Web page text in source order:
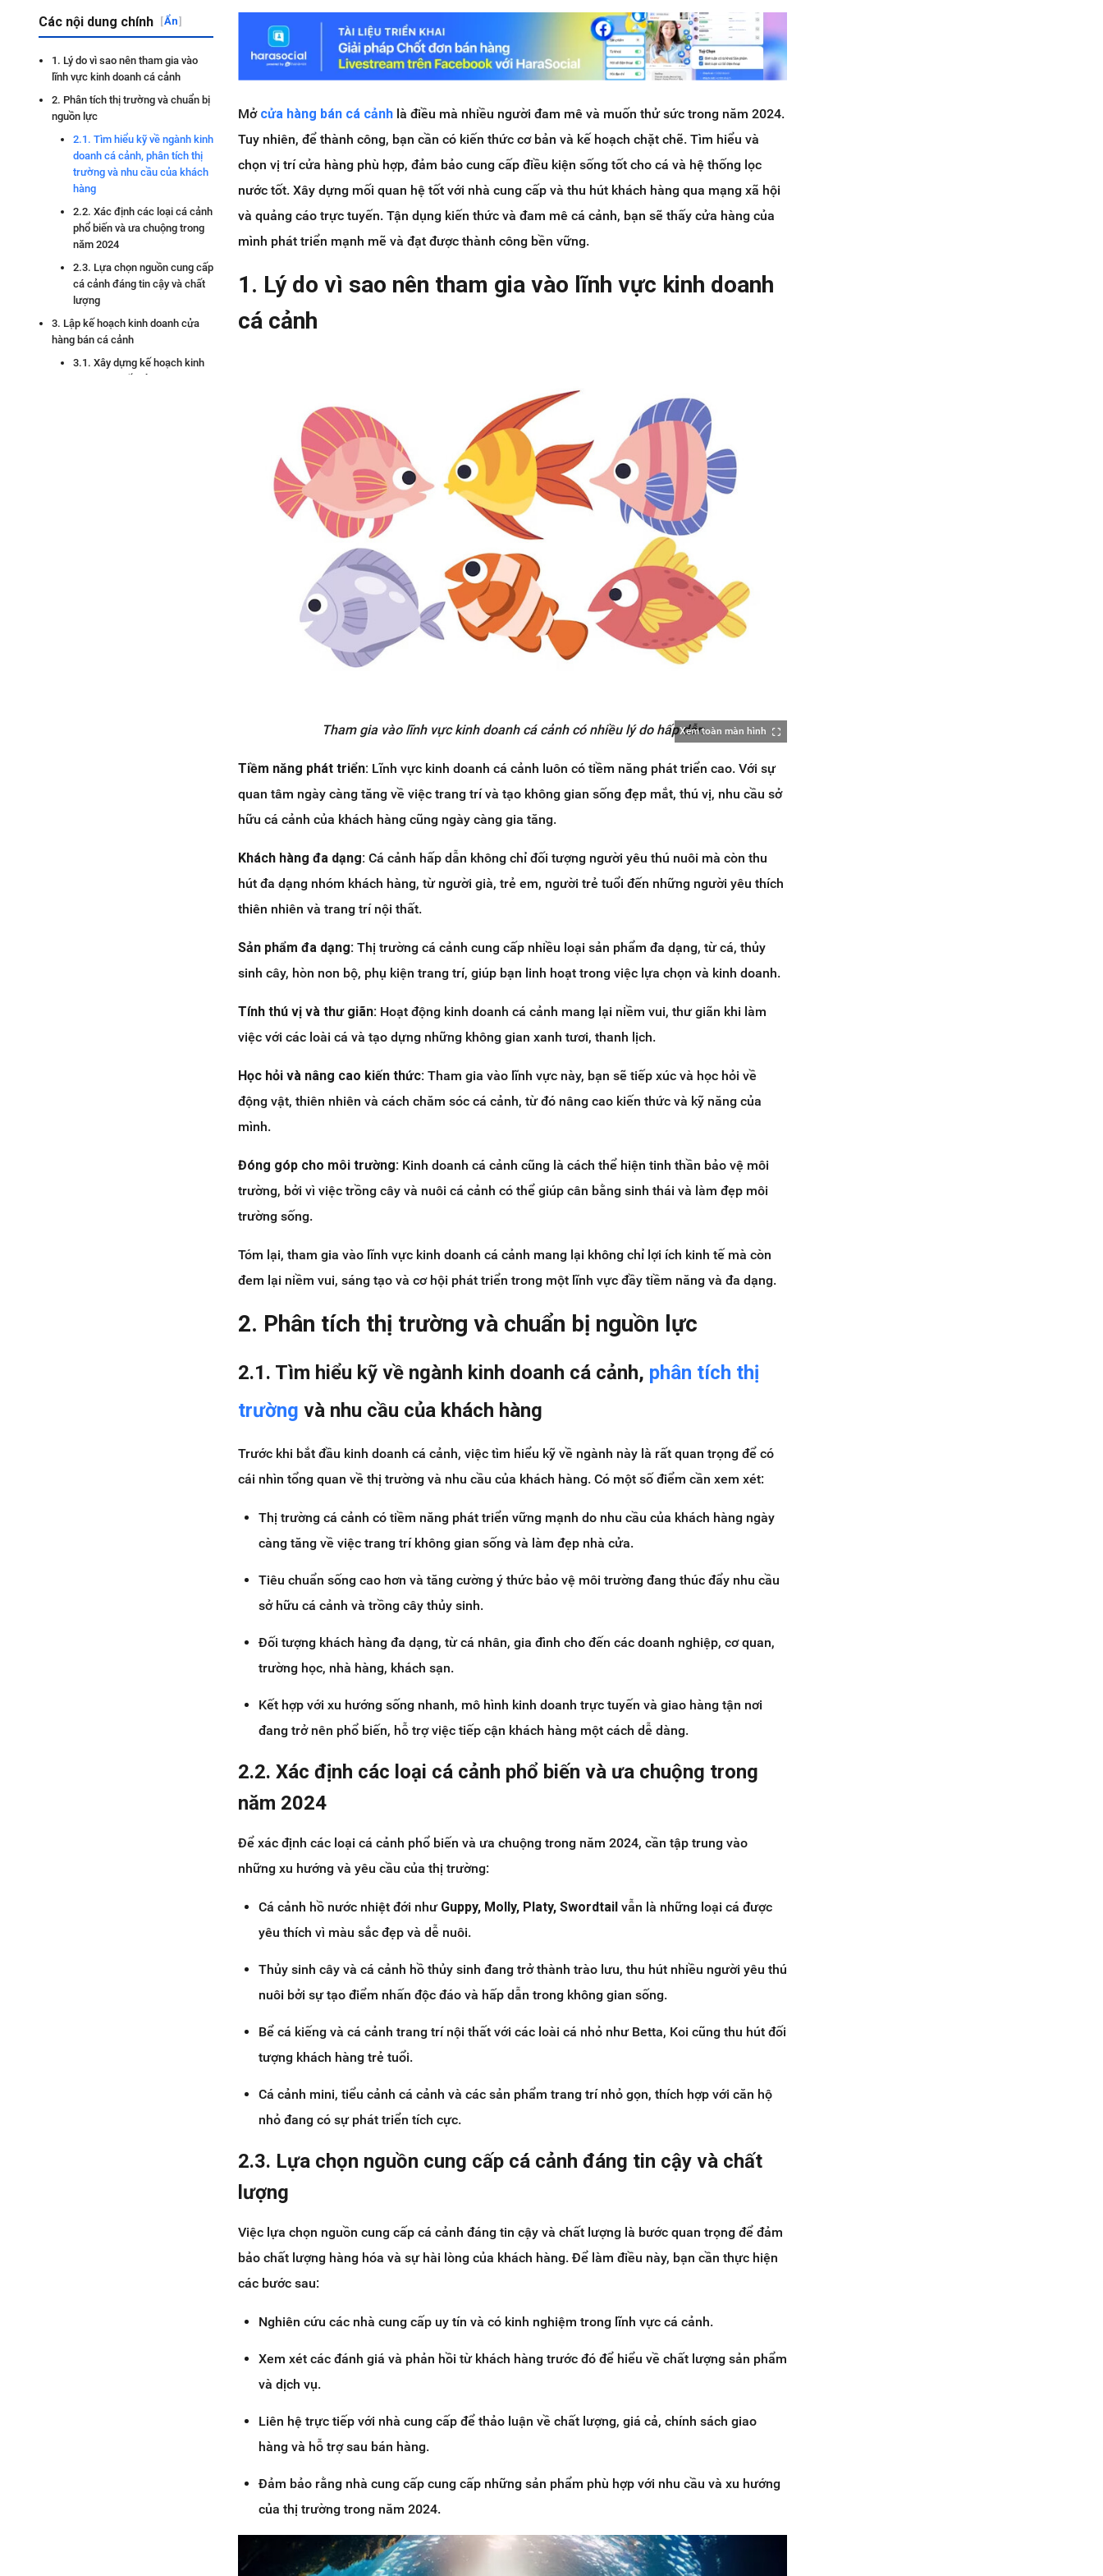
Các nội dung chính [Ẩn]
1. Lý do vì sao nên tham gia vào
lĩnh vực kinh doanh cá cảnh
2. Phân tích thị trường và chuẩn bị
nguồn lực
2.1. Tìm hiểu kỹ về ngành kinh
doanh cá cảnh, phân tích thị
trường và nhu cầu của khách
hàng
2.2. Xác định các loại cá cảnh
phổ biến và ưa chuộng trong
năm 2024
2.3. Lựa chọn nguồn cung cấp
cá cảnh đáng tin cậy và chất
lượng
3. Lập kế hoạch kinh doanh cửa
hàng bán cá cảnh
3.1. Xây dựng kế hoạch kinh
Mở cửa hàng bán cá cảnh là điều mà nhiều người đam mê và muốn thử sức trong năm 2024.
Tuy nhiên, để thành công, bạn cần có kiến thức cơ bản và kế hoạch chặt chẽ. Tìm hiểu và
chọn vị trí cửa hàng phù hợp, đảm bảo cung cấp điều kiện sống tốt cho cá và hệ thống lọc
nước tốt. Xây dựng mối quan hệ tốt với nhà cung cấp và thu hút khách hàng qua mạng xã hội
và quảng cáo trực tuyến. Tận dụng kiến thức và đam mê cá cảnh, bạn sẽ thấy cửa hàng của
mình phát triển mạnh mẽ và đạt được thành công bền vững.
1. Lý do vì sao nên tham gia vào lĩnh vực kinh doanh
cá cảnh
Xem toàn màn hình
Tham gia vào lĩnh vực kinh doanh cá cảnh có nhiều lý do hấp dẫn
Tiềm năng phát triển: Lĩnh vực kinh doanh cá cảnh luôn có tiềm năng phát triển cao. Với sự
quan tâm ngày càng tăng về việc trang trí và tạo không gian sống đẹp mắt, thú vị, nhu cầu sở
hữu cá cảnh của khách hàng cũng ngày càng gia tăng.
Khách hàng đa dạng: Cá cảnh hấp dẫn không chỉ đối tượng người yêu thú nuôi mà còn thu
hút đa dạng nhóm khách hàng, từ người già, trẻ em, người trẻ tuổi đến những người yêu thích
thiên nhiên và trang trí nội thất.
Sản phẩm đa dạng:Thị trường cá cảnh cung cấp nhiều loại sản phẩm đa dạng, từ cá, thủy
sinh cây, hòn non bộ, phụ kiện trang trí, giúp bạn linh hoạt trong việc lựa chọn và kinh doanh.
Tính thú vị và thư giãn: Hoạt động kinh doanh cá cảnh mang lại niềm vui, thư giãn khi làm
việc với các loài cá và tạo dựng những không gian xanh tươi, thanh lịch.
Học hỏi và nâng cao kiến thức:Tham gia vào lĩnh vực này, bạn sẽ tiếp xúc và học hỏi về
động vật, thiên nhiên và cách chăm sóc cá cảnh, từ đó nâng cao kiến thức và kỹ năng của
mình.
Đóng góp cho môi trường: Kinh doanh cá cảnh cũng là cách thể hiện tinh thần bảo vệ môi
trường, bởi vì việc trồng cây và nuôi cá cảnh có thể giúp cân bằng sinh thái và làm đẹp môi
trường sống.
Tóm lại, tham gia vào lĩnh vực kinh doanh cá cảnh mang lại không chỉ lợi ích kinh tế mà còn
đem lại niềm vui, sáng tạo và cơ hội phát triển trong một lĩnh vực đầy tiềm năng và đa dạng.
2. Phân tích thị trường và chuẩn bị nguồn lực
2.1. Tìm hiểu kỹ về ngành kinh doanh cá cảnh, phân tích thị
trường và nhu cầu của khách hàng
Trước khi bắt đầu kinh doanh cá cảnh, việc tìm hiểu kỹ về ngành này là rất quan trọng để có
cái nhìn tổng quan về thị trường và nhu cầu của khách hàng. Có một số điểm cần xem xét:
Thị trường cá cảnh có tiềm năng phát triển vững mạnh do nhu cầu của khách hàng ngày
càng tăng về việc trang trí không gian sống và làm đẹp nhà cửa.
Tiêu chuẩn sống cao hơn và tăng cường ý thức bảo vệ môi trường đang thúc đẩy nhu cầu
sở hữu cá cảnh và trồng cây thủy sinh.
Đối tượng khách hàng đa dạng, từ cá nhân, gia đình cho đến các doanh nghiệp, cơ quan,
trường học, nhà hàng, khách sạn.
Kết hợp với xu hướng sống nhanh, mô hình kinh doanh trực tuyến và giao hàng tận nơi
đang trở nên phổ biến, hỗ trợ việc tiếp cận khách hàng một cách dễ dàng.
2.2. Xác định các loại cá cảnh phổ biến và ưa chuộng trong
năm 2024
Để xác định các loại cá cảnh phổ biến và ưa chuộng trong năm 2024, cần tập trung vào
những xu hướng và yêu cầu của thị trường:
Cá cảnh hồ nước nhiệt đới như Guppy, Molly, Platy, Swordtailvẫn là những loại cá được
yêu thích vì màu sắc đẹp và dễ nuôi.
Thủy sinh cây và cá cảnh hồ thủy sinh đang trở thành trào lưu, thu hút nhiều người yêu thú
nuôi bởi sự tạo điểm nhấn độc đáo và hấp dẫn trong không gian sống.
Bể cá kiếng và cá cảnh trang trí nội thất với các loài cá nhỏ như Betta, Koi cũng thu hút đối
tượng khách hàng trẻ tuổi.
Cá cảnh mini, tiểu cảnh cá cảnh và các sản phẩm trang trí nhỏ gọn, thích hợp với căn hộ
nhỏ đang có sự phát triển tích cực.
2.3. Lựa chọn nguồn cung cấp cá cảnh đáng tin cậy và chất
lượng
Việc lựa chọn nguồn cung cấp cá cảnh đáng tin cậy và chất lượng là bước quan trọng để đảm
bảo chất lượng hàng hóa và sự hài lòng của khách hàng. Để làm điều này, bạn cần thực hiện
các bước sau:
Nghiên cứu các nhà cung cấp uy tín và có kinh nghiệm trong lĩnh vực cá cảnh.
Xem xét các đánh giá và phản hồi từ khách hàng trước đó để hiểu về chất lượng sản phẩm
và dịch vụ.
Liên hệ trực tiếp với nhà cung cấp để thảo luận về chất lượng, giá cả, chính sách giao
hàng và hỗ trợ sau bán hàng.
Đảm bảo rằng nhà cung cấp cung cấp những sản phẩm phù hợp với nhu cầu và xu hướng
của thị trường trong năm 2024.